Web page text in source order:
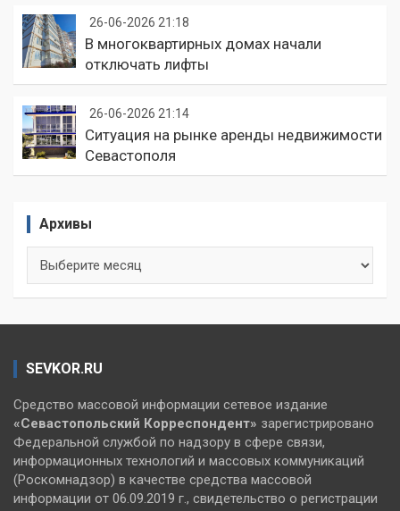
26-06-2026 21:18
В многоквартирных домах начали
отключать лифты
26-06-2026 21:14
Ситуация на рынке аренды недвижимости
Севастополя
Архивы
SEVKOR.RU
Средство массовой информации сетевое издание
«Севастопольский Корреспондент» зарегистрировано
Федеральной службой по надзору в сфере связи,
информационных технологий и массовых коммуникаций
(Роскомнадзор) в качестве средства массовой
информации от 06.09.2019 г., свидетельство о регистрации